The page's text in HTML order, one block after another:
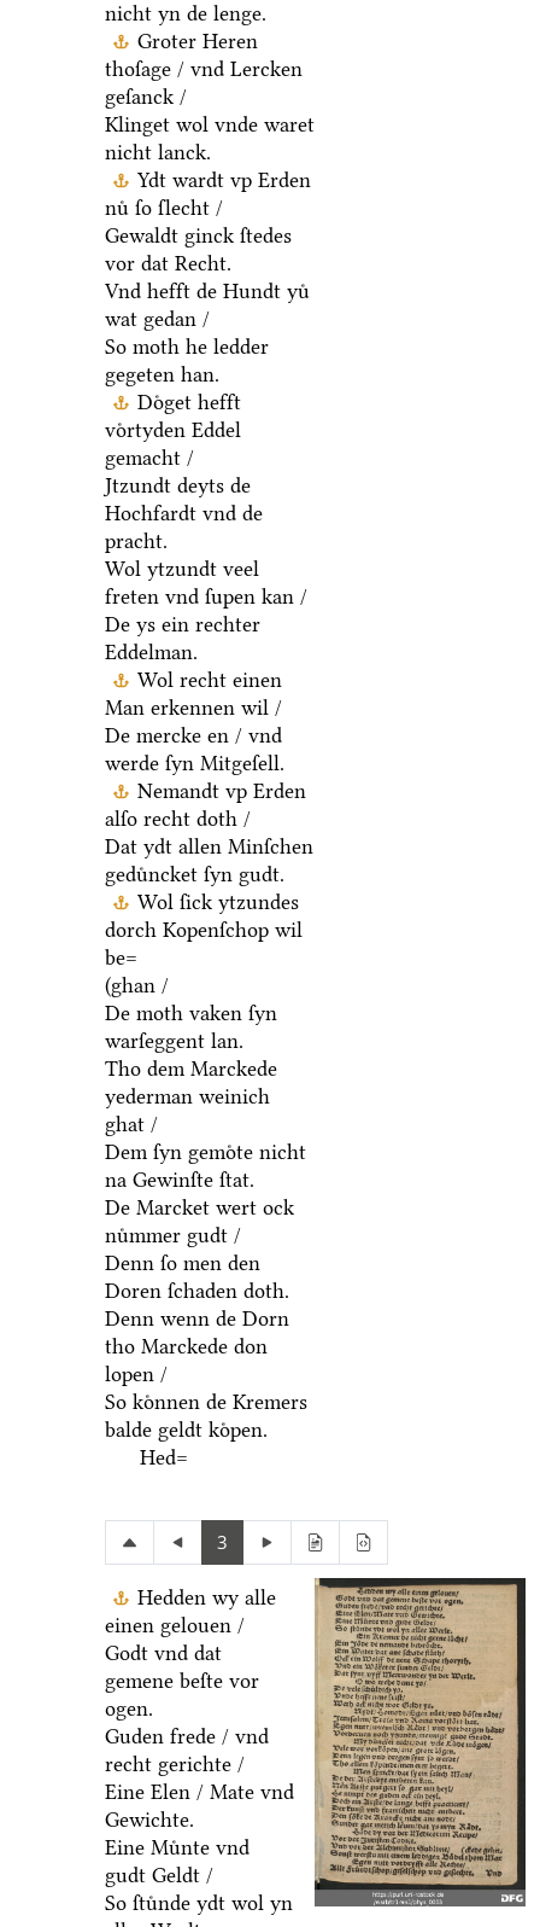
nicht yn de lenge.
Groter Heren
thoſage / vnd Lercken
geſanck /
Klinget wol vnde waret
nicht lanck.
Ydt wardt vp Erden
nuͤ ſo ſlecht /
Gewaldt ginck ſtedes
vor dat Recht.
Vnd hefft de Hundt yuͤ
wat gedan /
So moth he ledder
gegeten han.
Doͤget hefft
voͤrtyden Eddel
gemacht /
Jtzundt deyts de
Hochfardt vnd de
pracht.
Wol ytzundt veel
freten vnd ſupen kan /
De ys ein rechter
Eddelman.
Wol recht einen
Man erkennen wil /
De mercke en / vnd
werde ſyn Mitgeſell.
Nemandt vp Erden
alſo recht doth /
Dat ydt allen Minſchen
geduͤncket ſyn gudt.
Wol ſick ytzundes
dorch Kopenſchop wil
be=
(ghan /
De moth vaken ſyn
warſeggent lan.
Tho dem Marckede
yederman weinich
ghat /
Dem ſyn gemoͤte nicht
na Gewinſte ſtat.
De Marcket wert ock
nuͤmmer gudt /
Denn ſo men den
Doren ſchaden doth.
Denn wenn de Dorn
tho Marckede don
lopen /
So koͤnnen de Kremers
balde geldt koͤpen.
Hed=
3
Hedden wy alle
einen gelouen /
Godt vnd dat
gemene beſte vor
ogen.
Guden frede / vnd
recht gerichte /
Eine Elen / Mate vnd
Gewichte.
Eine Muͤnte vnd
gudt Geldt /
So ſtuͤnde ydt wol yn